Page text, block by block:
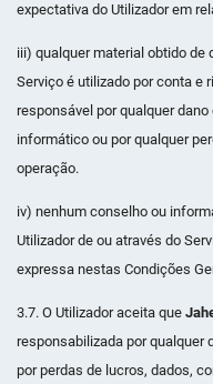
expectativa do Utilizador em
iii) qualquer material obtido de
Serviço é utilizado por conta e
responsável por qualquer
informático ou por qualquer
operação.
iv) nenhum conselho ou
Utilizador de ou através do
expressa nestas Condições
3.7. O Utilizador aceita que
responsabilizada por qualquer
por perdas de lucros, dados,